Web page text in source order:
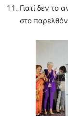
Γιατί δεν το
στο